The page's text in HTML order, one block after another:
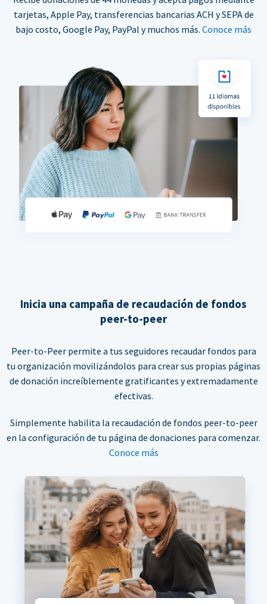
tarjetas, Apple Pay, transferencias bancarias ACH y SEPA de
bajo costo, Google Pay, PayPal y muchos más. Conoce más
Inicia una campaña de recaudación de fondos
peer-to-peer
Peer-to-Peer permite a tus seguidores recaudar fondos para
tu organización movilizándolos para crear sus propias páginas
de donación increíblemente gratificantes y extremadamente
efectivas.
Simplemente habilita la recaudación de fondos peer-to-peer
en la configuración de tu página de donaciones para comenzar.
Conoce más